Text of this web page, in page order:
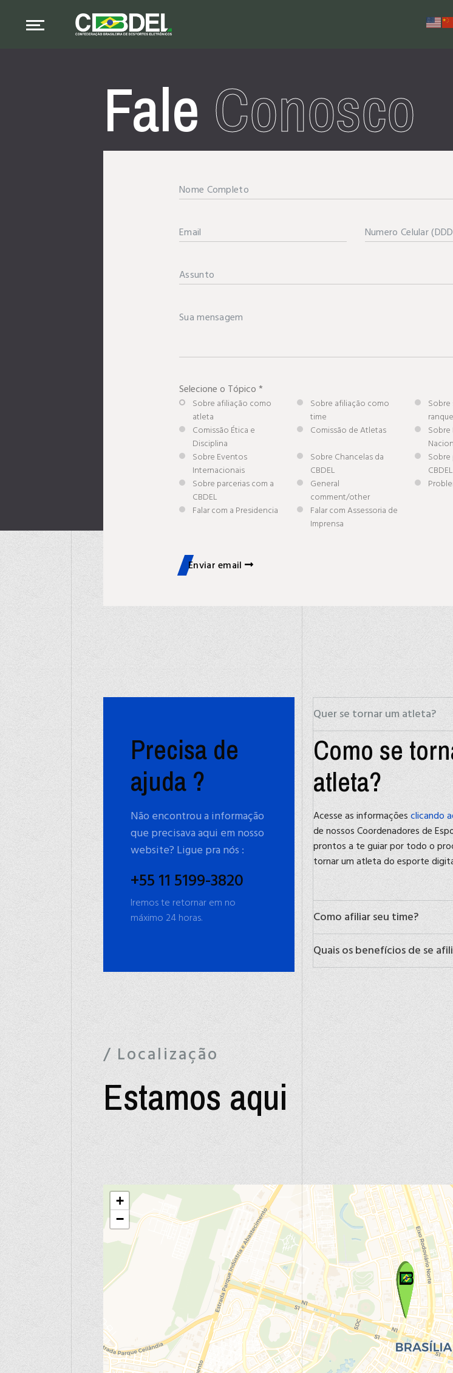
Fale Conosco
Selecione o Tópico*
Sobre afiliação como
atleta
Sobre afiliação como
time
Sobre
Comissão Ética e
Disciplina
Comissão de Atletas
Sobre Eventos
Internacionais
Sobre Chancelas da
CBDEL
CBDEL
Sobre parcerias com a
CBDEL
General
comment/other
Falar com a Presidencia
Falar com Assessoria de
Imprensa
Enviar email
Precisa de
ajuda ?
Não encontrou a informação
que precisava aqui em nosso
website? Ligue pra nós :
+55 11 5199-3820
Iremos te retornar em no
máximo 24 horas.
Quer se tornar um atleta?
Como se
atleta?
Acesse as informaçõesclicando
de nossos Coordenadores de
prontos a te guiar por todo o
tornar um atleta do esporte
Como afiliar seu time?
Quais os benefícios de se
/ Localização
Estamos aqui
+
−